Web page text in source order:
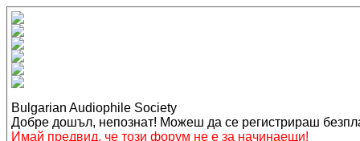
Bulgarian Audiophile Society
Добре дошъл, непознат! Можеш да се регистрираш
Имай предвид, че този форум не е за начинаещи!